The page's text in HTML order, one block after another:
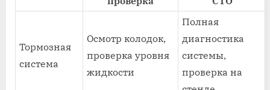
Тормозная
система
Осмотр колодок,
проверка уровня
жидкости
Полная
диагностика
системы,
проверка на